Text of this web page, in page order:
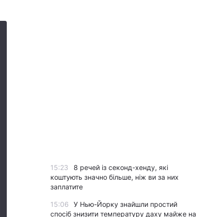
15:23
8 речей із секонд-хенду, які
коштують значно більше, ніж ви за них
заплатите
15:06
У Нью-Йорку знайшли простий
спосіб знизити температуру даху майже на